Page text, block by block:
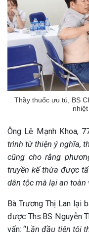
Thầy thuốc ưu tú, BS
Ông Lê Mạnh Khoa,
trình từ thiện ý nghĩa,
cũng cho rằng
truyền kế thừa được
dân tộc mà lại an toàn
Bà Trương Thị Lan lại
được Ths.BS Nguyễn
vấn: “Lần đầu tiên tôi